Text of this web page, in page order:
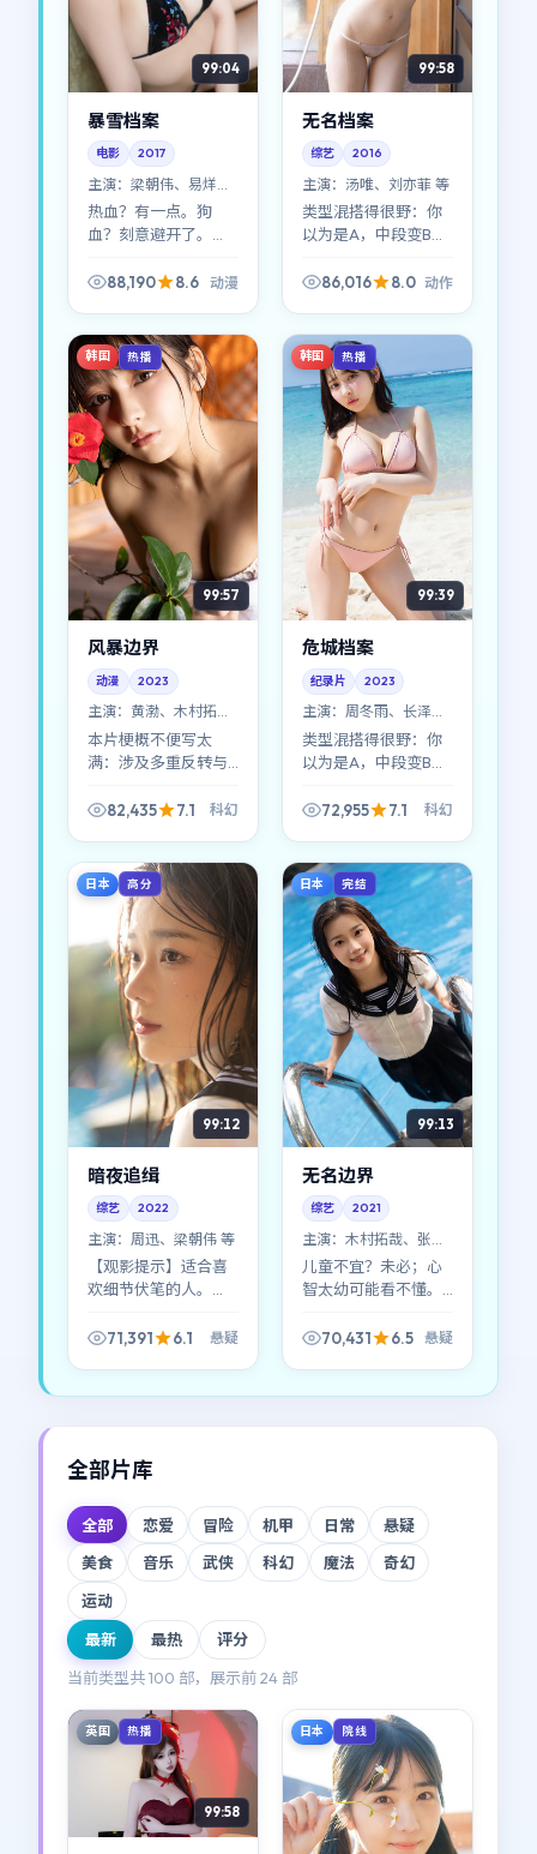
99:04
暴雪档案
电影 2017
主演： 梁朝伟、易烊千
玺 等
热血？有一点。狗
血？刻意避开了。
场面不算最炸裂，却
在。
88,190 8.6 动漫
99:58
无名档案
综艺 2016
主演： 汤唯、刘亦菲 等
类型混搭得很野：你
以为是A，中段变B，
《无名档案》像一次
86,016 8.0 动作
韩国 热播
99:57
风暴边界
动漫 2023
主演： 黄渤、木村拓哉
等
本片梗概不便写太
满：涉及多重反转与
的是，《风暴边界》
换」。
82,435 7.1 科幻
韩国 热播
99:39
危城档案
纪录片 2023
主演： 周冬雨、长泽雅
美 等
类型混搭得很野：你
以为是A，中段变B，
《危城档案》像一次
72,955 7.1 科幻
日本 高分
99:12
暗夜追缉
综艺 2022
主演： 周迅、梁朝伟 等
【观影提示】适合喜
欢细节伏笔的人。
像拼图，后半段像塌
长。
71,391 6.1 悬疑
日本 完结
99:13
无名边界
综艺 2021
主演： 木村拓哉、张译
等
儿童不宜？未必；心
智太幼可能看不懂。
世界的规则讲得很直
70,431 6.5 悬疑
全部片库
全部 恋爱 冒险 机甲 日常
悬疑
美食
音乐 武侠 科幻 魔法
奇幻
运动
最新 最热 评分
当前类型共100 部，展示前24 部
英国 热播
99:58
日本 院线